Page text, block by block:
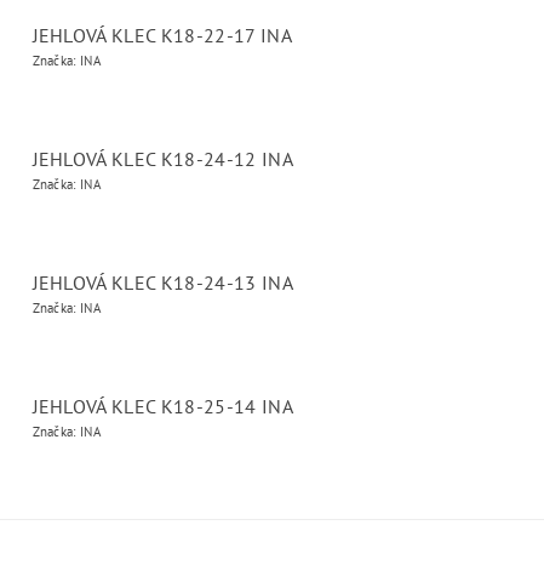
JEHLOVÁ KLEC K18-22-17 INA
Značka: INA
JEHLOVÁ KLEC K18-24-12 INA
Značka: INA
JEHLOVÁ KLEC K18-24-13 INA
Značka: INA
JEHLOVÁ KLEC K18-25-14 INA
Značka: INA